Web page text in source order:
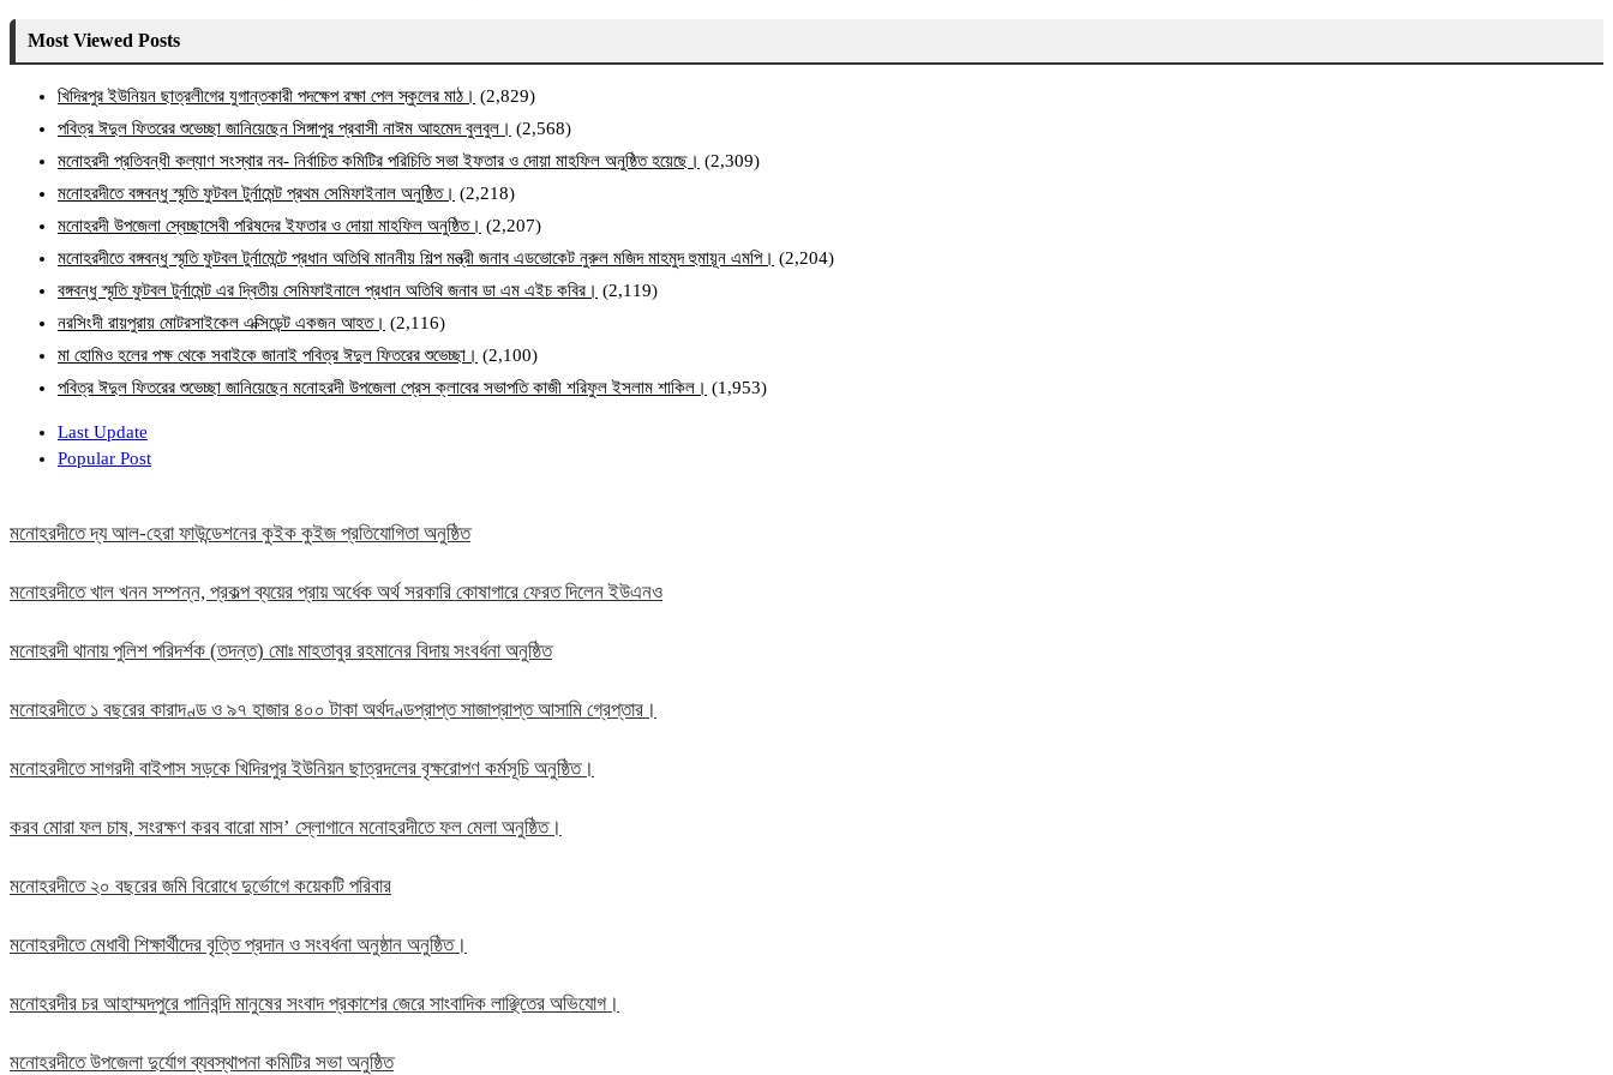
Most Viewed Posts
খিদিরপুর ইউনিয়ন ছাত্রলীগের যুগান্তকারী পদক্ষেপ রক্ষা পেল স্কুলের মাঠ। (2,829)
পবিত্র ঈদুল ফিতরের শুভেচ্ছা জানিয়েছেন সিঙ্গাপুর প্রবাসী নাঈম আহমেদ বুলবুল। (2,568)
মনোহরদী প্রতিবন্ধী কল্যাণ সংস্থার নব- নির্বাচিত কমিটির পরিচিতি সভা ইফতার ও দোয়া মাহফিল অনুষ্ঠিত হয়েছে। (2,309)
মনোহরদীতে বঙ্গবন্ধু স্মৃতি ফুটবল টুর্নামেন্ট প্রথম সেমিফাইনাল অনুষ্ঠিত। (2,218)
মনোহরদী উপজেলা স্বেচ্ছাসেবী পরিষদের ইফতার ও দোয়া মাহফিল অনুষ্ঠিত। (2,207)
মনোহরদীতে বঙ্গবন্ধু স্মৃতি ফুটবল টুর্নামেন্টে প্রধান অতিথি মাননীয় শিল্প মন্ত্রী জনাব এডভোকেট নুরুল মজিদ মাহমুদ হুমায়ূন এমপি। (2,204)
বঙ্গবন্ধু স্মৃতি ফুটবল টুর্নামেন্ট এর দ্বিতীয় সেমিফাইনালে প্রধান অতিথি জনাব ডা এম এইচ কবির। (2,119)
নরসিংদী রায়পুরায় মোটরসাইকেল এক্সিডেন্ট একজন আহত। (2,116)
মা হোমিও হলের পক্ষ থেকে সবাইকে জানাই পবিত্র ঈদুল ফিতরের শুভেচ্ছা। (2,100)
পবিত্র ঈদুল ফিতরের শুভেচ্ছা জানিয়েছেন মনোহরদী উপজেলা প্রেস ক্লাবের সভাপতি কাজী শরিফুল ইসলাম শাকিল। (1,953)
Last Update
Popular Post
মনোহরদীতে দ্য আল-হেরা ফাউন্ডেশনের কুইক কুইজ প্রতিযোগিতা অনুষ্ঠিত
মনোহরদীতে খাল খনন সম্পন্ন, প্রকল্প ব্যয়ের প্রায় অর্ধেক অর্থ সরকারি কোষাগারে ফেরত দিলেন ইউএনও
মনোহরদী থানায় পুলিশ পরিদর্শক (তদন্ত) মোঃ মাহতাবুর রহমানের বিদায় সংবর্ধনা অনুষ্ঠিত
মনোহরদীতে ১ বছরের কারাদণ্ড ও ৯৭ হাজার ৪০০ টাকা অর্থদণ্ডপ্রাপ্ত সাজাপ্রাপ্ত আসামি গ্রেপ্তার।
মনোহরদীতে সাগরদী বাইপাস সড়কে খিদিরপুর ইউনিয়ন ছাত্রদলের বৃক্ষরোপণ কর্মসূচি অনুষ্ঠিত।
করব মোরা ফল চাষ, সংরক্ষণ করব বারো মাস’ স্লোগানে মনোহরদীতে ফল মেলা অনুষ্ঠিত।
মনোহরদীতে ২০ বছরের জমি বিরোধে দুর্ভোগে কয়েকটি পরিবার
মনোহরদীতে মেধাবী শিক্ষার্থীদের বৃত্তি প্রদান ও সংবর্ধনা অনুষ্ঠান অনুষ্ঠিত।
মনোহরদীর চর আহাম্মদপুরে পানিবন্দি মানুষের সংবাদ প্রকাশের জেরে সাংবাদিক লাঞ্ছিতের অভিযোগ।
মনোহরদীতে উপজেলা দুর্যোগ ব্যবস্থাপনা কমিটির সভা অনুষ্ঠিত